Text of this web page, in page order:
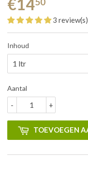
€14
3 review(s)
Inhoud
Aantal
+
-
TOEVOEGEN